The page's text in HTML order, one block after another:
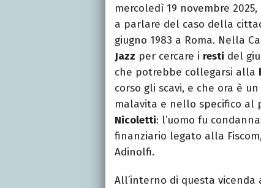
mercoledì 19 novembre
a parlare del caso della
giugno 1983 a Roma. Nella
Jazz per cercare i resti del
che potrebbe collegarsi alla
corso gli scavi, e che ora è
malavita e nello specifico al
Nicoletti: l’uomo fu
finanziario legato alla
Adinolfi.
All’interno di questa vicenda